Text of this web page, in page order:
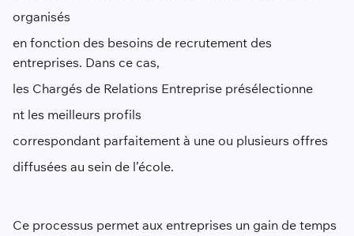
organisés
en fonction des besoins de recrutement des
entreprises. Dans ce cas,
les Chargés de Relations Entreprise présélectionne
nt les meilleurs profils
correspondant parfaitement à une ou plusieurs offres
diffusées au sein de l’école.
Ce processus permet aux entreprises un gain de temps